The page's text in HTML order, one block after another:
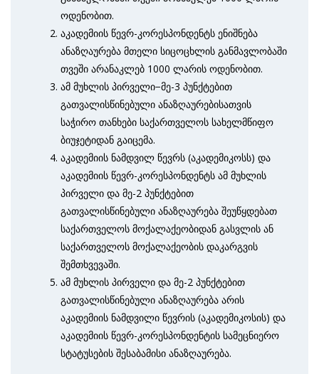
ოდენობით.
აკადემიის წევრ-კორესპონდენტს ენიშნება
ანაზღაურება მთელი სიცოცხლის განმავლობაში
თვეში არანაკლებ 1000 ლარის ოდენობით.
ამ მუხლის პირველი−მე-3 პუნქტებით
გათვალისწინებული ანაზღაურებისათვის
საჭირო თანხები საქართველოს სახელმწიფო
ბიუჯეტიდან გაიცემა.
აკადემიის ნამდვილ წევრს (აკადემიკოსს) და
აკადემიის წევრ-კორესპონდენტს ამ მუხლის
პირველი და მე-2 პუნქტებით
გათვალისწინებული ანაზღაურება შეუწყდებათ
საქართველოს მოქალაქეობიდან გასვლის ან
საქართველოს მოქალაქეობის დაკარგვის
შემთხვევაში.
ამ მუხლის პირველი და მე-2 პუნქტებით
გათვალისწინებული ანაზღაურება არის
აკადემიის ნამდვილი წევრის (აკადემიკოსის) და
აკადემიის წევრ-კორესპონდენტის სამეცნიერო
სტატუსების შესაბამისი ანაზღაურება.